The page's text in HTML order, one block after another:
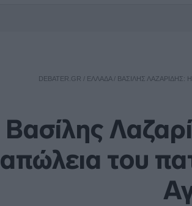
DEBATER.GR / ΕΛΛΑΔΑ/ ΒΑΣΊΛΗΣ ΛΑΖΑΡΊΔΗΣ:
Βασίλης
απώλεια του